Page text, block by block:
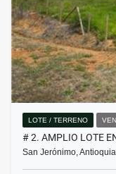
LOTE / TERRENO
# 2. AMPLIO LOTE
San Jerónimo,